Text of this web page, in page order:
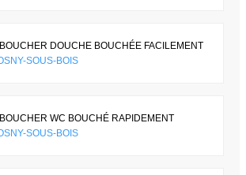
DOUCHE BOUCHÉE FACILEMENT
SOUS-BOIS
WC BOUCHÉ RAPIDEMENT
SOUS-BOIS